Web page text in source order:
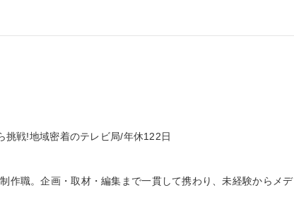
挑戦!地域密着のテレビ局/年休122日
作職。企画・取材・編集まで一貫して携わり、未経験からメデ